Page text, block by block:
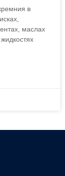
в
маслах